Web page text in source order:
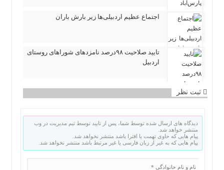
اجتماع عظیم اردبیلی‌ها زیر بارش باران
تایید صلاحیت ۹۸درصد نامزدهای شوراهای روستای
اردبیل
ثبت نظر
دیدگاه های ارسال شده توسط شما، پس از تایید توسط تیم مدیریت در وب
منتشر خواهد شد.
پیام هایی که حاوی تهمت یا افترا باشد منتشر نخواهد شد.
پیام هایی که به غیر از زبان فارسی یا غیر مرتبط باشد منتشر نخواهد شد.